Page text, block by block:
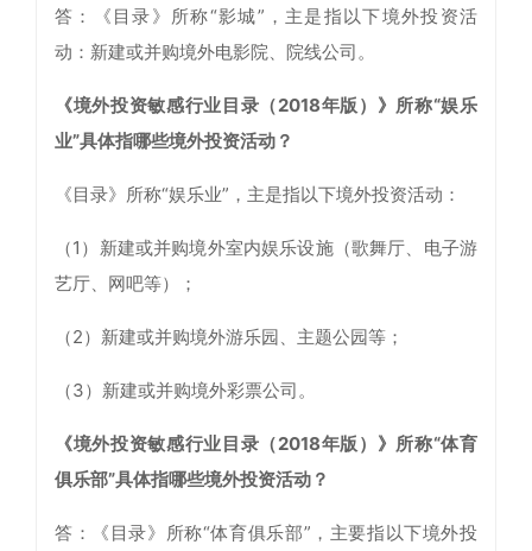
答：《目录》所称“影城”，主是指以下境外投资活
动：新建或并购境外电影院、院线公司。
《境外投资敏感行业目录（2018年版）》所称“娱乐
业”具体指哪些境外投资活动？
《目录》所称“娱乐业”，主是指以下境外投资活动：
（1）新建或并购境外室内娱乐设施（歌舞厅、电子游
艺厅、网吧等）；
（2）新建或并购境外游乐园、主题公园等；
（3）新建或并购境外彩票公司。
《境外投资敏感行业目录（2018年版）》所称“体育
俱乐部”具体指哪些境外投资活动？
答：《目录》所称“体育俱乐部”，主要指以下境外投